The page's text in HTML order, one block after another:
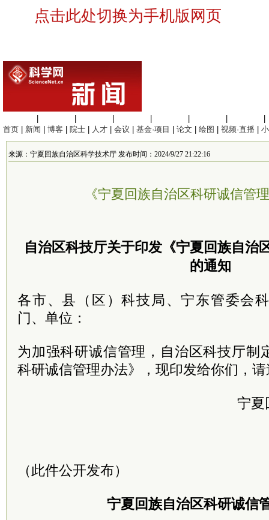
点击此处切换为手机版网页
首页
新闻 博客 院士 人才 会议 基金·项目 论文 绘图 视频·直播
来源：宁夏回族自治区科学技术厅 发布时间：2024/9/27 21:22:16
《宁夏回族自治区科研诚信管
自治区科技厅关于印发《宁夏回族自治
的通知
各市、县（区）科技局、宁东管委会
门、单位：
为加强科研诚信管理，自治区科技厅制
科研诚信管理办法》，现印发给你们，
宁夏
（此件公开发布）
宁夏回族自治区科研诚信